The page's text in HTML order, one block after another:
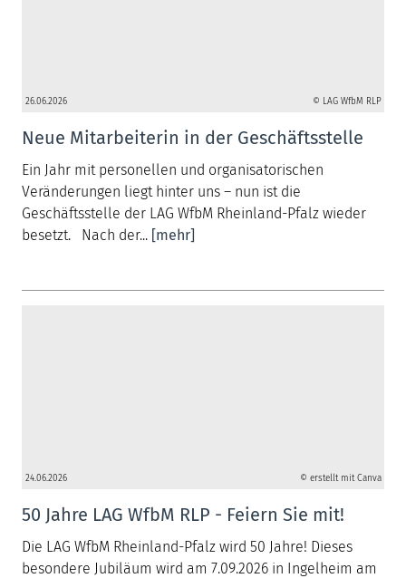
26.06.2026 © LAG WfbM RLP
Neue Mitarbeiterin in der Geschäftsstelle
Ein Jahr mit personellen und organisatorischen
Veränderungen liegt hinter uns – nun ist die
Geschäftsstelle der LAG WfbM Rheinland-Pfalz wieder
besetzt. Nach der... [mehr]
24.06.2026 © erstellt mit Canva
50 Jahre LAG WfbM RLP - Feiern Sie mit!
Die LAG WfbM Rheinland-Pfalz wird 50 Jahre! Dieses
besondere Jubiläum wird am 7.09.2026 in Ingelheim am